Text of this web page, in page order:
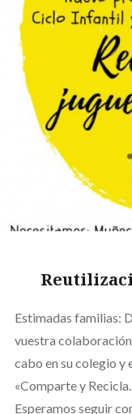
Estimadas familias:
vuestra
cabo en su colegio y
«Comparte y
Esperamos seguir